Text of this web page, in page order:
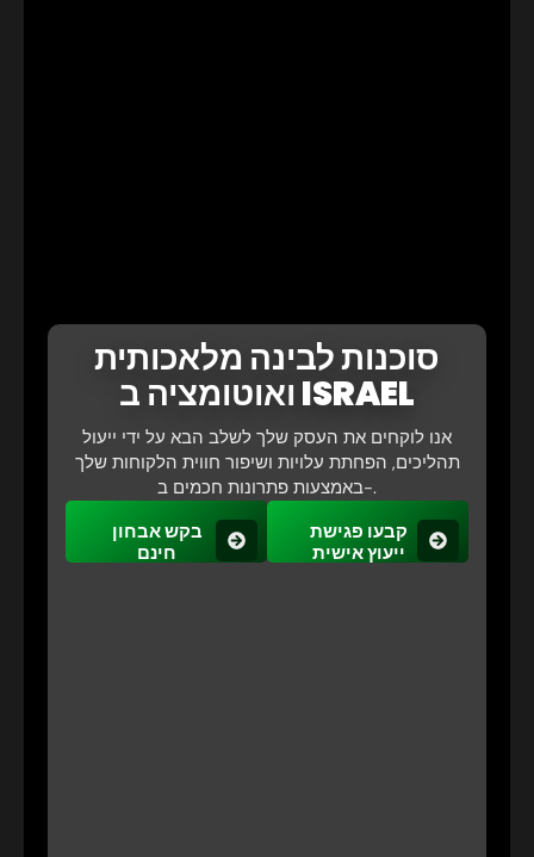
סוכנות לבינה מלאכותית
ואוטומציה ב ISRAEL
אנו לוקחים את העסק שלך לשלב הבא על ידי ייעול
תהליכים, הפחתת עלויות ושיפור חווית הלקוחות שלך
באמצעות פתרונות חכמים ב-.
בקש אבחון
חינם
קבעו פגישת
ייעוץ אישית